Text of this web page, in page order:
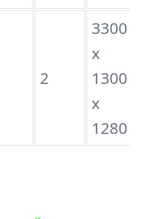
2
3300
x
1300
x
1280